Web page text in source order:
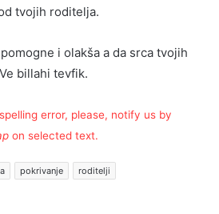
tvojih roditelja.
i olakša a da srca tvojih
billahi tevfik.
error, please, notify us by
on selected text.
pokrivanje roditelji